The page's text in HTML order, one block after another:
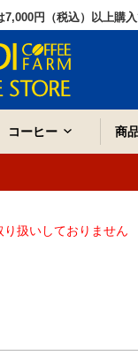
円（税込）以上購
コーヒー 商
り扱いしておりません